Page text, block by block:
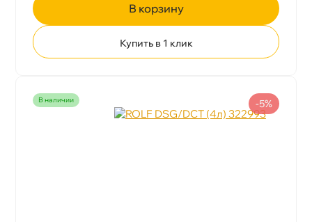
корзину
Купить в 1 клик
наличии -5%